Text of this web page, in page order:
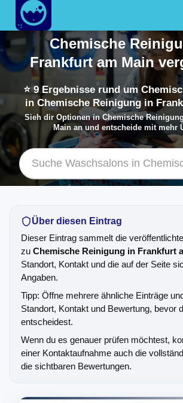
Chemische
Frankfurt am Main
⭐9Ergebnisse rund um
in Chemische Reinigung in
Sieh dir Optionen in Chemische
Main an und entscheide mit mehr
Über diesen Eintrag
Dieser Eintrag sammelt die
zu Chemische Reinigung in Frankfurt
Standort, Kontakt und die auf der Seite
Angaben.
Tipp: Öffne mehrere ähnliche Einträge
Standort, Kontakt und Bewertung, bevor
entscheidest.
Wenn du es genauer prüfen möchtest,
einer Kontaktaufnahme auch die
die sichtbaren Bewertungen.